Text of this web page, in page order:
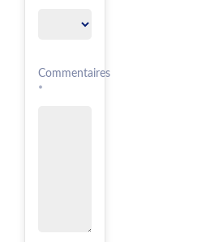
Commentaires
*